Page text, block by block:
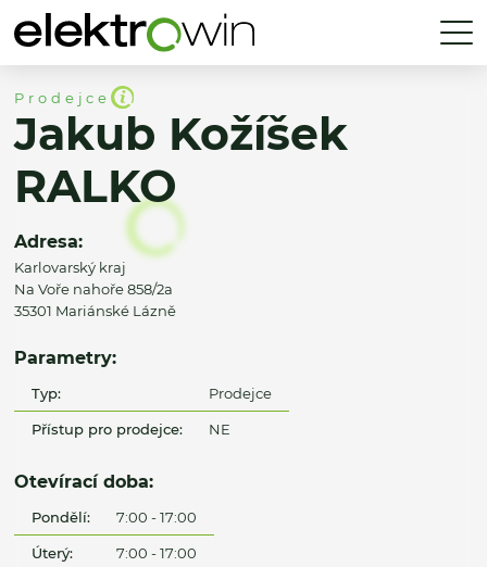
Prodejce
Jakub Kožíšek
RALKO
Adresa:
Karlovarský kraj
Na Voře nahoře 858/2a
35301 Mariánské Lázně
Parametry:
Typ: Prodejce
Přístup pro prodejce: NE
Otevírací doba:
Pondělí: 7:00 - 17:00
Úterý: 7:00 - 17:00